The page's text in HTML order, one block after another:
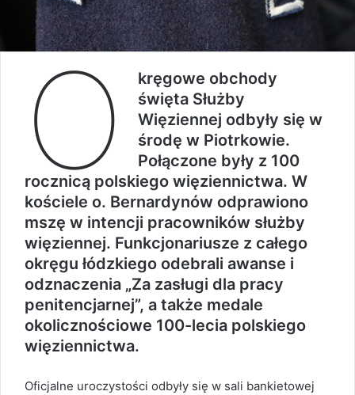
O
kręgowe obchody
święta Służby
Więziennej odbyły się w
środę w Piotrkowie.
Połączone były z 100
rocznicą polskiego więziennictwa. W
kościele o. Bernardynów odprawiono
mszę w intencji pracowników służby
więziennej. Funkcjonariusze z całego
okręgu łódzkiego odebrali awanse i
odznaczenia „Za zasługi dla pracy
penitencjarnej”, a także medale
okolicznościowe 100-lecia polskiego
więziennictwa.
Oficjalne uroczystości odbyły się w sali bankietowej